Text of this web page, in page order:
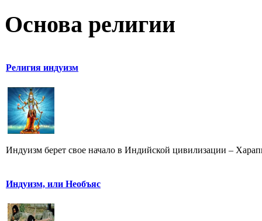
Основа религии
Религия индуизм
Индуизм берет свое начало в Индийской цивилизации –
Индуизм, или Необъяс